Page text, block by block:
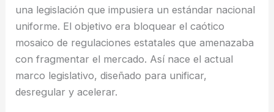
una legislación que impusiera un estándar nacional
uniforme. El objetivo era bloquear el caótico
mosaico de regulaciones estatales que amenazaba
con fragmentar el mercado. Así nace el actual
marco legislativo, diseñado para unificar,
desregular y acelerar.